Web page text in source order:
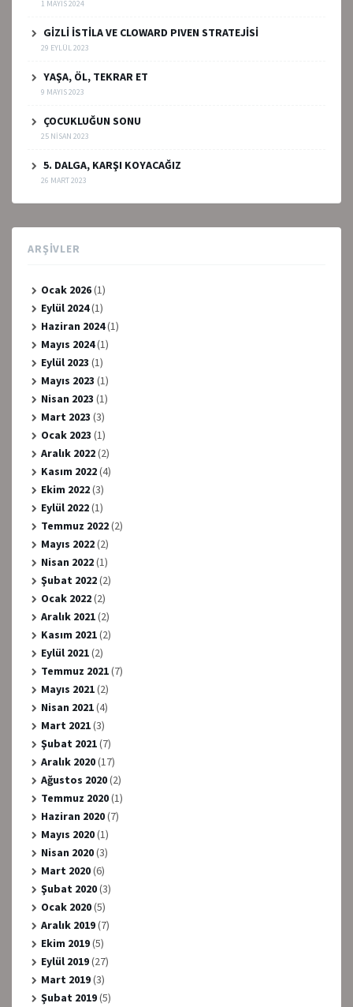
1 MAYIS 2024
GİZLİ İSTİLA VE CLOWARD PIVEN STRATEJİSİ
29 EYLÜL 2023
YAŞA, ÖL, TEKRAR ET
9 MAYIS 2023
ÇOCUKLUĞUN SONU
25 NISAN 2023
5. DALGA, KARŞI KOYACAĞIZ
26 MART 2023
ARŞIVLER
Ocak 2026(1)
Eylül 2024(1)
Haziran 2024(1)
Mayıs 2024(1)
Eylül 2023 (1)
Mayıs 2023 (1)
Nisan 2023 (1)
Mart 2023 (3)
Ocak 2023 (1)
Aralık 2022(2)
Kasım 2022(4)
Ekim 2022(3)
Eylül 2022(1)
Temmuz 2022(2)
Mayıs 2022(2)
Nisan 2022(1)
Şubat 2022(2)
Ocak 2022(2)
Aralık 2021(2)
Kasım 2021(2)
Eylül 2021(2)
Temmuz 2021(7)
Mayıs 2021(2)
Nisan 2021(4)
Mart 2021(3)
Şubat 2021(7)
Aralık 2020(17)
Ağustos 2020(2)
Temmuz 2020(1)
Haziran 2020(7)
Mayıs 2020(1)
Nisan 2020(3)
Mart 2020(6)
Şubat 2020(3)
Ocak 2020(5)
Aralık 2019(7)
Ekim 2019(5)
Eylül 2019(27)
Mart 2019(3)
Şubat 2019(5)